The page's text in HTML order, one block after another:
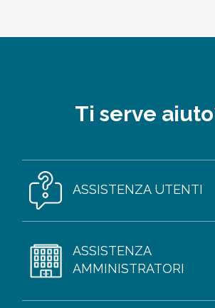
Ti serve
ASSISTENZA UTENTI
ASSISTENZA
AMMINISTRATORI